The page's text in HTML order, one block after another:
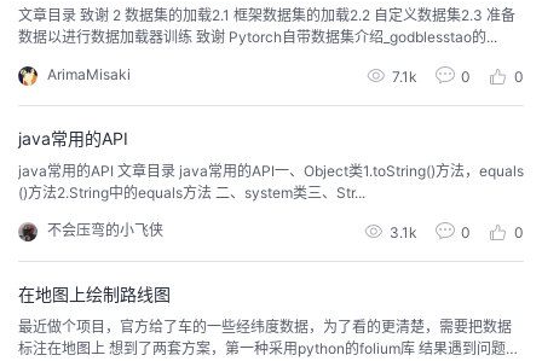
博
客
的
论
坛
我
的
圈
子
我
的
直
播
我
的
活
动
我
的
关
我
的
我
文章目录 致谢 2 数据集的加载2.1 框架数据集的加载2.2 自定义数据集2.3 准备
数据以进行数据加载器训练 致谢 Pytorch自带数据集介绍_godblesstao的...
ArimaMisaki 7.1k 0 0
java常用的API
java常用的API 文章目录 java常用的API一、Object类1.toString()方法，equals
()方法2.String中的equals方法 二、system类三、Str...
不会压弯的小飞侠 3.1k 0 0
在地图上绘制路线图
最近做个项目，官方给了车的一些经纬度数据，为了看的更清楚，需要把数据
标注在地图上 想到了两套方案，第一种采用python的folium库 结果遇到问题，